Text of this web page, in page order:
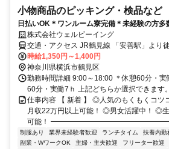
小物商品のピッキング・検品など
日払いOK＊ワンルーム寮完備＊未経験の方多
株式会社ウェルビーイング
交通・アクセス JR鶴見線 「安善駅」より
時給1,350円～1,400円
神奈川県横浜市鶴見区
勤務時間詳細 9:00～18:00 ＊休憩60分・
60分・実働7ｈ 上記どちらか選択できます。
仕事内容 【 新着 】 ◎人気のもくもくコ
月収22万円以上可能！ ◎男女活躍中！ ◎
可能！
制服あり 業界未経験者歓迎 ランチタイム 扶養内勤
副業・WワークOK
主婦・主夫歓迎 フリーター歓迎